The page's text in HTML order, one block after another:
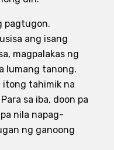
pagtugon.
ang isang
magpalakas ng
lumang tanong.
itong tahimik na
sa iba, doon pa
nila napag-
ng ganoong